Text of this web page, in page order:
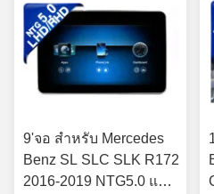
9'จอ สําหรับ Mercedes
Benz SL SLC SLK R172
2016-2019 NTG5.0 แอน